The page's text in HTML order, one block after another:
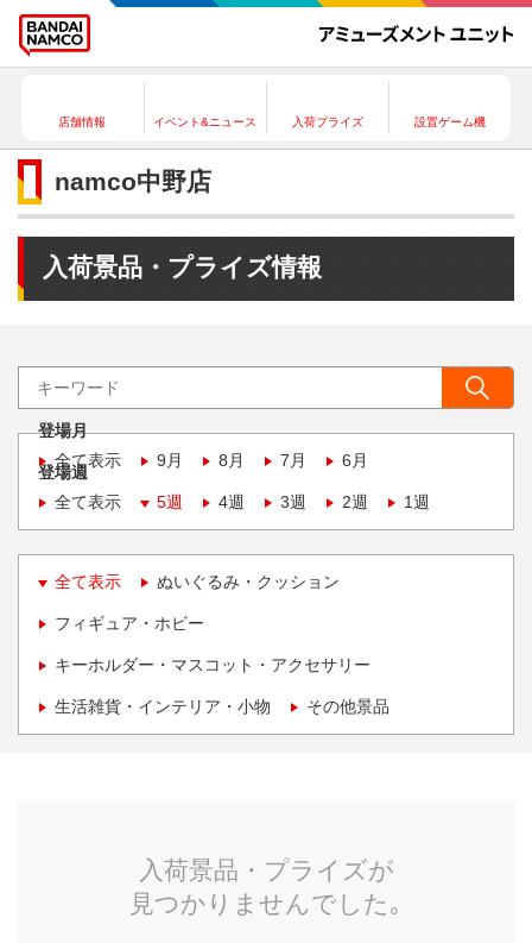
店舗情報 イベント&ニュース 入荷プライズ 設置ゲーム機
namco中野店
入荷景品・プライズ情報
登場月
全て表示
9月 8月 7月 6月
登場週
全て表示
5週 4週 3週 2週 1週
全て表示 ぬいぐるみ・クッション
フィギュア・ホビー
キーホルダー・マスコット・アクセサリー
生活雑貨・インテリア・小物 その他景品